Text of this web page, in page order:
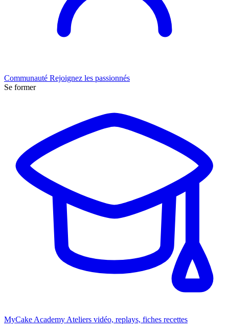
Communauté Rejoignez les passionnés
Se former
MyCake Academy Ateliers vidéo, replays, fiches recettes